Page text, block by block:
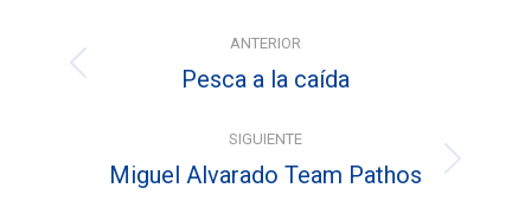
entre
ANTERIOR
Entrada
Pesca a la caída
SIGUIENTE
Entrada
Miguel Alvarado Team Pathos